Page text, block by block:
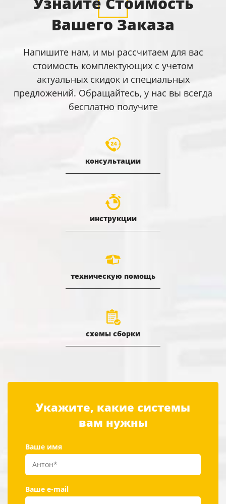
Вашего Заказа
Напишите нам, и мы рассчитаем для вас
стоимость комплектующих с учетом
актуальных скидок и специальных
предложений. Обращайтесь, у нас вы всегда
бесплатно получите
консультации
инструкции
техническую помощь
схемы сборки
Укажите, какие системы
вам нужны
Ваше имя
Ваше e-mail